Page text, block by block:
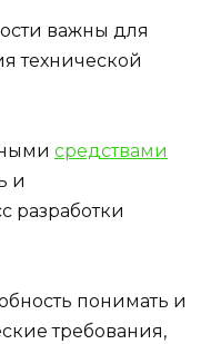
важны для
технической
средствами
и
разработки
понимать и
требования,